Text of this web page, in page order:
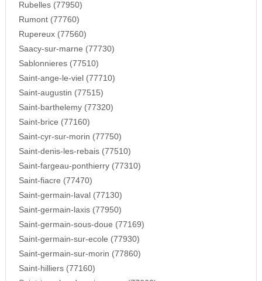
Rubelles (77950)
Rumont (77760)
Rupereux (77560)
Saacy-sur-marne (77730)
Sablonnieres (77510)
Saint-ange-le-viel (77710)
Saint-augustin (77515)
Saint-barthelemy (77320)
Saint-brice (77160)
Saint-cyr-sur-morin (77750)
Saint-denis-les-rebais (77510)
Saint-fargeau-ponthierry (77310)
Saint-fiacre (77470)
Saint-germain-laval (77130)
Saint-germain-laxis (77950)
Saint-germain-sous-doue (77169)
Saint-germain-sur-ecole (77930)
Saint-germain-sur-morin (77860)
Saint-hilliers (77160)